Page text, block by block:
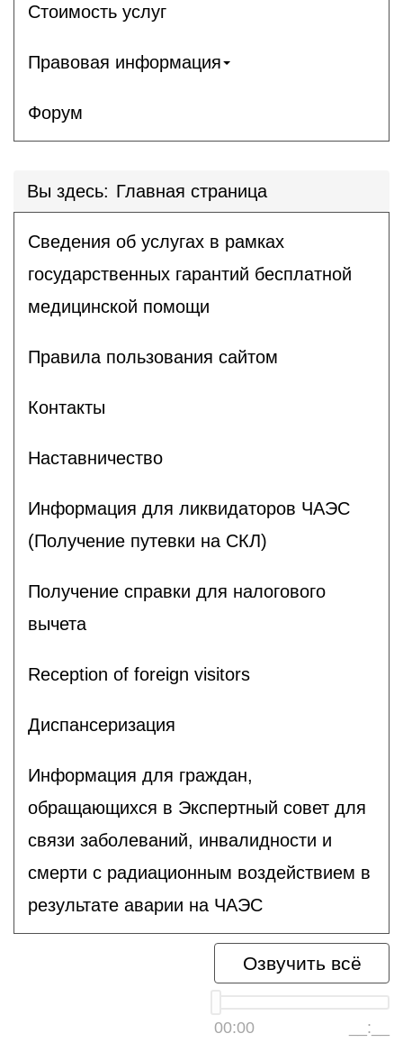
Стоимость услуг
Правовая информация
Форум
Вы здесь: Главная страница
Сведения об услугах в рамках
государственных гарантий бесплатной
медицинской помощи
Правила пользования сайтом
Контакты
Наставничество
Информация для ликвидаторов ЧАЭС
(Получение путевки на СКЛ)
Получение справки для налогового
вычета
Reception of foreign visitors
Диспансеризация
Информация для граждан,
обращающихся в Экспертный совет для
связи заболеваний, инвалидности и
смерти с радиационным воздействием в
результате аварии на ЧАЭС
Озвучить всё
00:00 __:__